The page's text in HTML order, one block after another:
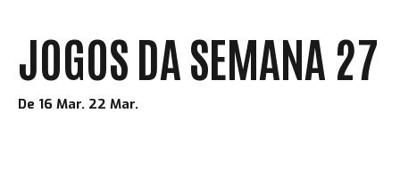
JOGOS DA SEMANA 27
De 16 Mar. 22 Mar.